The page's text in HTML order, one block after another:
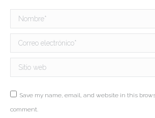
Nombre *
Correo electrónico *
Sitio web
Save my name, email, and website in this
comment.